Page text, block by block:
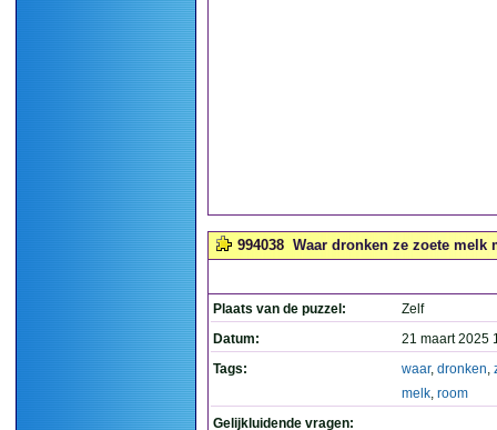
994038 Waar dronken ze zoete melk
Plaats van de puzzel:
Zelf
Datum:
21 maart 2025
Tags:
waar, dronken,
melk, room
Gelijkluidende vragen: